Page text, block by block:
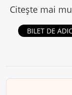
Citește mai
BILET DE